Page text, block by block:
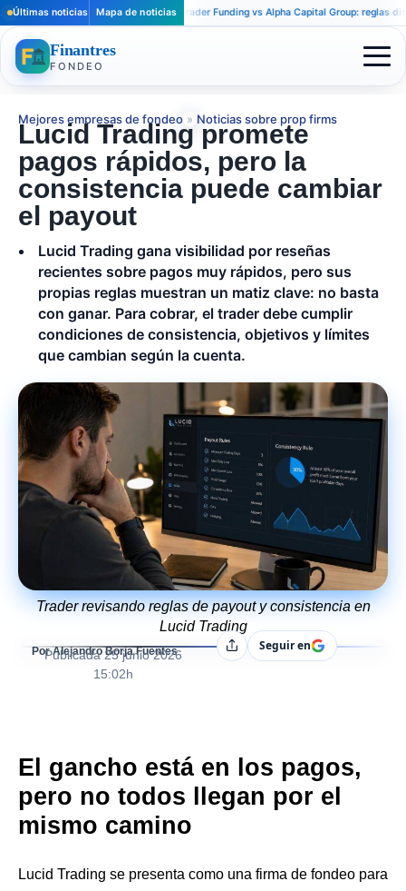
Últimas noticias Mapa de noticias
Apex Trader Funding vs Alpha Capital Group: reglas
Finantres
FONDEO
Mejores empresas de fondeo » Noticias sobre prop firms
Lucid Trading promete
pagos rápidos, pero la
consistencia puede cambiar
el payout
Lucid Trading gana visibilidad por reseñas
recientes sobre pagos muy rápidos, pero sus
propias reglas muestran un matiz clave: no basta
con ganar. Para cobrar, el trader debe cumplir
condiciones de consistencia, objetivos y límites
que cambian según la cuenta.
Trader revisando reglas de payout y consistencia en
Lucid Trading
Por Alejandro Borja Fuentes
Publicada 25 junio 2026
15:02h
CompartirSeguir en
El gancho está en los pagos,
pero no todos llegan por el
mismo camino
Lucid Trading se presenta como una firma de fondeo para